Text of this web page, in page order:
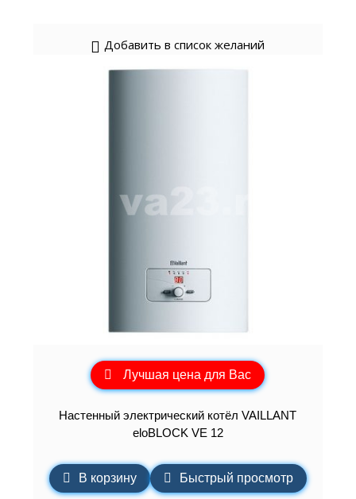
Добавить в список желаний
Лучшая цена для Вас
Настенный электрический котёл VAILLANT
eloBLOCK VE 12
В корзину Быстрый просмотр